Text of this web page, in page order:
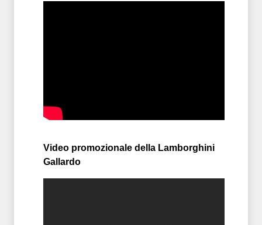
Video promozionale della Lamborghini
Gallardo